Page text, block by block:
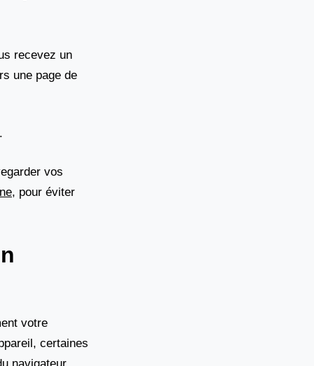
recevez un
une page de
vos
, pour éviter
votre
certaines